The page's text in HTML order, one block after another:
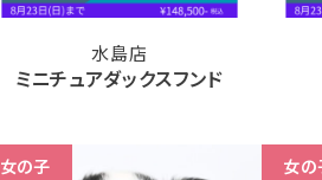
水島店
ミニチュアダックスフンド
女の子 女の